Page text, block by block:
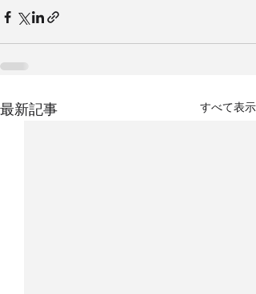
最新記事 すべて表示